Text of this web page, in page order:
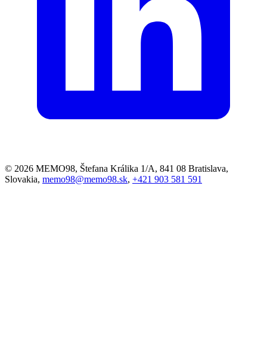
© 2026 MEMO98, Štefana Králika 1/A, 841 08 Bratislava,
Slovakia, memo98@memo98.sk, +421 903 581 591